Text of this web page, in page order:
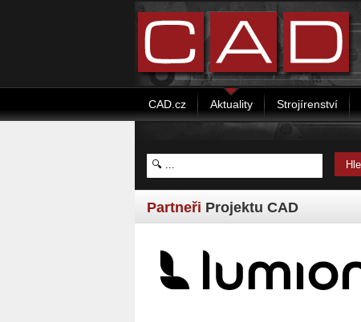
CAD.cz Aktuality Strojírenství
Partneři Projektu CAD